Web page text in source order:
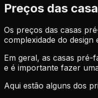
Preços das
Os preços das casas
complexidade do
Em geral, as casas pré-
e é importante fazer
Aqui estão alguns dos